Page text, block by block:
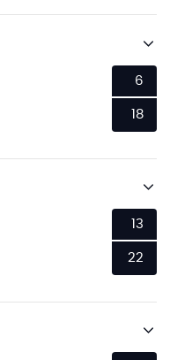
6
18
13
22